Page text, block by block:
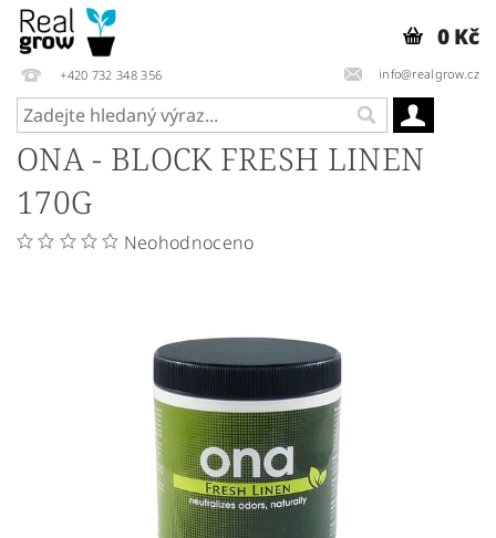
+420 732 348 356 info@realgrow.cz
0 Kč
ONA - BLOCK FRESH LINEN
170G
Neohodnoceno